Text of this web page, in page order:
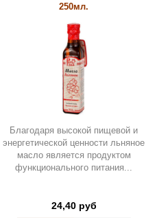
250мл.
Благодаря высокой пищевой и
энергетической ценности льняное
масло является продуктом
функционального питания...
24,40 руб